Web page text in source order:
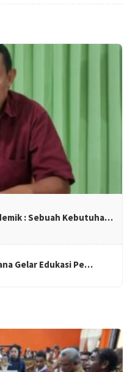
: Sebuah Kebutuha…
Gelar Edukasi Pe…